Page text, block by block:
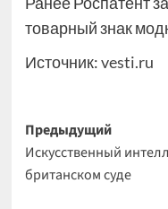
товарный знак
Источник:vesti.ru
Навигация
записи
Предыдущий
Искусственный
британском суде